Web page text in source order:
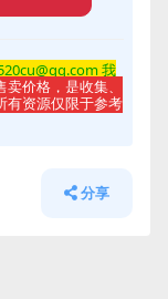
我
价格，是收集、
有资源仅限于参考
分享